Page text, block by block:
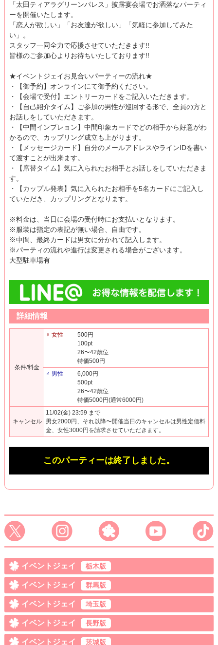
「太田ティアラグリーンパレス」披露宴会場でお洒落なパーティ
ーを開催いたします。
「恋人が欲しい」「お友達が欲しい」「気軽に参加してみた
い」。
スタッフ一同全力で応援させていただきます!!
皆様のご参加心よりお待ちいたしております!!
★イベントジェイお見合いパーティーの流れ★
・【御予約】オンラインにて御予約ください。
・【会場で受付】エントリーカードをご記入いただきます。
・【自己紹介タイム】ご参加の男性が巡回する形で、全員の方と
お話しをしていただきます。
・【中間インプレョン】中間印象カードでどの相手から好意がわ
かるので、カップリング成立も上がります。
・【メッセージカード】自分のメールアドレスやラインIDを書い
て渡すことが出来ます。
・【席替タイム】気に入られたお相手とお話しをしていただきま
す。
・【カップル発表】気に入られたお相手を5名カードにご記入し
ていただき、カップリングとなります。
※料金は、当日に会場の受付時にお支払いとなります。
※服装は指定の表記が無い場合、自由です。
※中間、最終カードは男女に分かれて記入します。
※パーティの流れや進行は変更される場合がございます。
大型駐車場有
詳細情報
条件/料金
♀ 女性
500円
100pt
26〜42歳位
特価500円
♂ 男性
6,000円
500pt
26〜42歳位
特価5000円(通常6000円)
キャンセル
11/02(金) 23:59 まで
男女2000円、それ以降〜開催当日のキャンセルは男性定価料
金、女性3000円を請求させていただきます。
このパーティーは終了しました。
イベントジェイ 栃木版
イベントジェイ 群馬版
イベントジェイ 埼玉版
イベントジェイ 長野版
イベントジェイ 茨城版